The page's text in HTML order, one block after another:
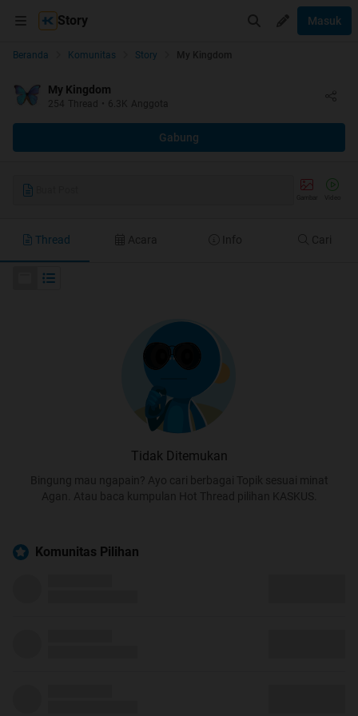
Story Masuk
Beranda Komunitas Story My Kingdom
My Kingdom
254 Thread • 6.3K Anggota
Gabung
Thread Acara Info Cari
Tidak Ditemukan
Bingung mau ngapain? Ayo cari berbagai Topik sesuai minat
Agan. Atau baca kumpulan Hot Thread pilihan KASKUS.
Komunitas Pilihan